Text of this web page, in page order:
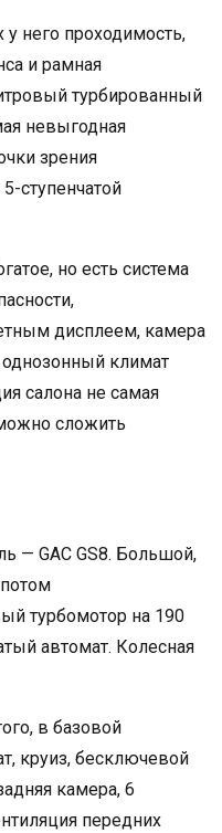
него проходимость,
и рамная
турбированный
невыгодная
зрения
ступенчатой
но есть система
дисплеем, камера
однозонный климат
салона не самая
сложить
— GAC GS8. Большой,
турбомотор на 190
автомат. Колесная
в базовой
круиз, бесключевой
камера, 6
передних